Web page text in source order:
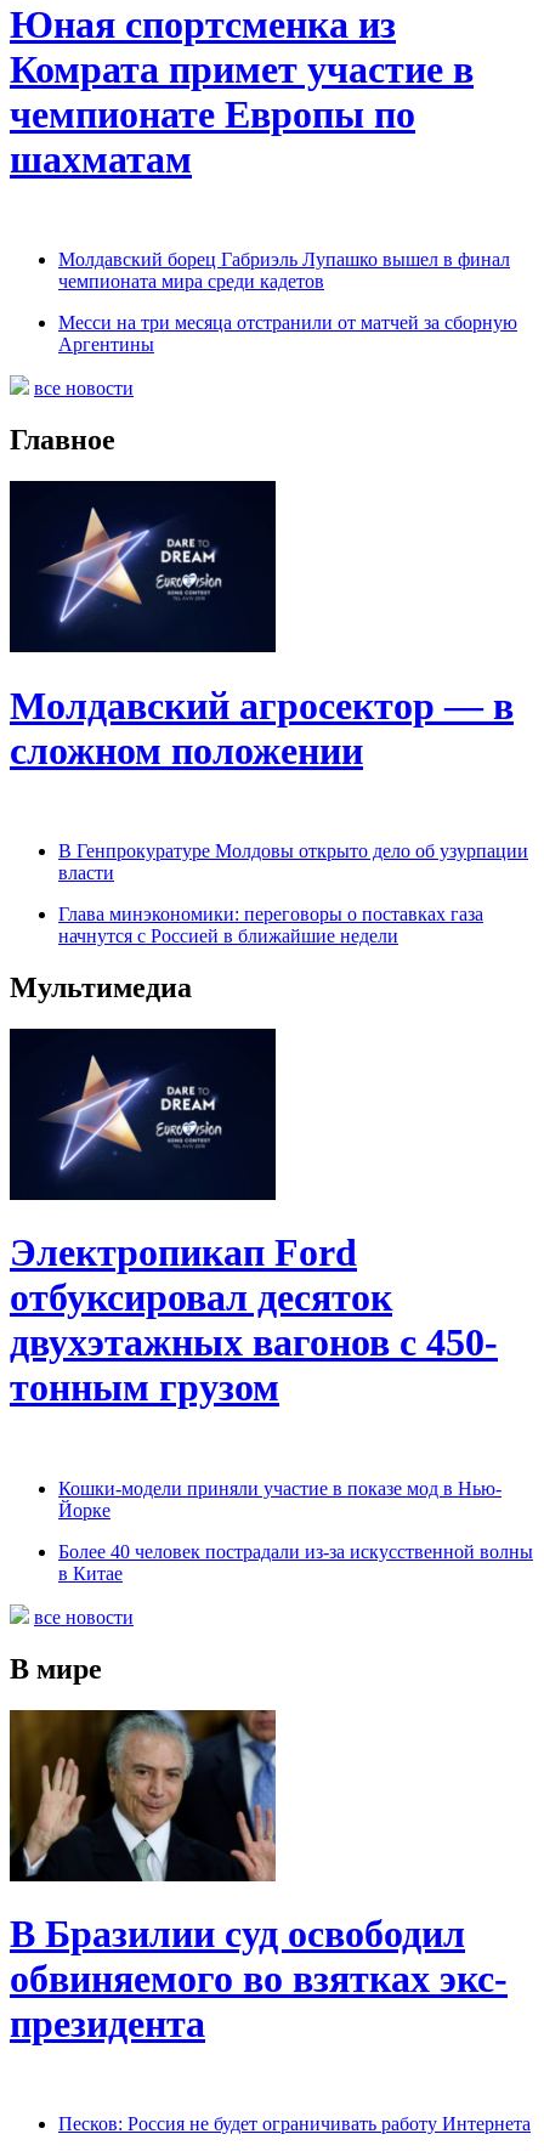
Юная спортсменка из
Комрата примет участие в
чемпионате Европы по
шахматам
Молдавский борец Габриэль Лупашко вышел в финал
чемпионата мира среди кадетов
Месси на три месяца отстранили от матчей за сборную
Аргентины
все новости
Главное
Молдавский агросектор — в
сложном положении
В Генпрокуратуре Молдовы открыто дело об узурпации
власти
Глава минэкономики: переговоры о поставках газа
начнутся с Россией в ближайшие недели
Мультимедиа
Электропикап Ford
отбуксировал десяток
двухэтажных вагонов с 450-
тонным грузом
Кошки-модели приняли участие в показе мод в Нью-
Йорке
Более 40 человек пострадали из-за искусственной волны
в Китае
все новости
В мире
В Бразилии суд освободил
обвиняемого во взятках экс-
президента
Песков: Россия не будет ограничивать работу Интернета